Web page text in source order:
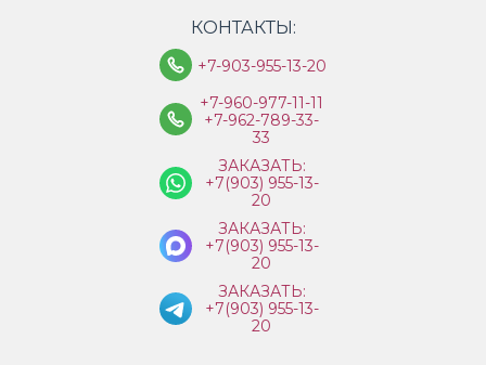
КОНТАКТЫ:
+7-903-955-13-20
+7-960-977-11-11
+7-962-789-33-
33
ЗАКАЗАТЬ:
+7(903) 955-13-
20
ЗАКАЗАТЬ:
+7(903) 955-13-
20
ЗАКАЗАТЬ:
+7(903) 955-13-
20